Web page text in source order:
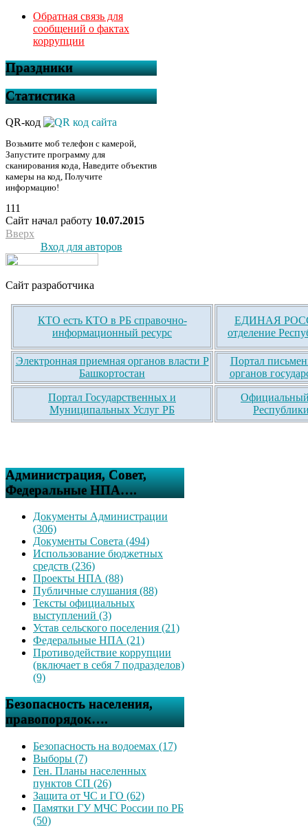
Обратная связь для
сообщений о фактах
коррупции
Праздники
Статистика
QR-код
Возьмите моб телефон с камерой,
Запустите программу для
сканирования кода, Наведите объектив
камеры на код, Получите
информацию!
111
Сайт начал работу 10.07.2015
Вверх
Вход для авторов
Сайт разработчика
КТО есть КТО в РБ справочно-
информационный ресурс
ЕДИНАЯ
отделение
Электронная приемная органов власти Р
Башкортостан
Портал
органов
Портал Государственных и
Муниципальных Услуг РБ
Официальный
Администрация, Совет,
Федеральные НПА….
Документы Администрации
(306)
Документы Совета (494)
Использование бюджетных
средств (236)
Проекты НПА (88)
Публичные слушания (88)
Тексты официальных
выступлений (3)
Устав сельского поселения (21)
Федеральные НПА (21)
Противодействие коррупции
(включает в себя 7 подразделов)
(9)
Безопасность населения,
правопорядок….
Безопасность на водоемах (17)
Выборы (7)
Ген. Планы населенных
пунктов СП (26)
Защита от ЧС и ГО (62)
Памятки ГУ МЧС России по РБ
(50)